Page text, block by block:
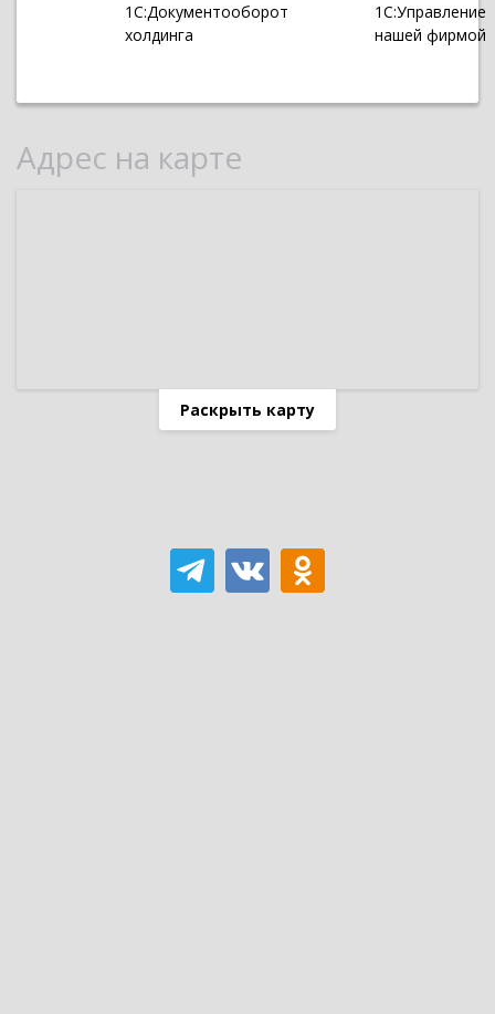
1С:Документооборот
холдинга
1С:Управление
нашей фирмой
Адрес на карте
Раскрыть карту